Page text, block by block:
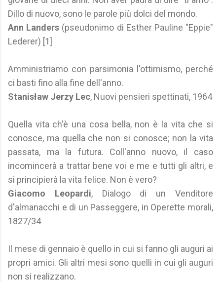
Dillo di nuovo, sono le parole più dolci del mondo.
Ann Landers (pseudonimo di Esther Pauline "Eppie"
Lederer) [1]
Amministriamo con parsimonia l'ottimismo, perché
ci basti fino alla fine dell'anno.
Stanisław Jerzy Lec, Nuovi pensieri spettinati, 1964
Quella vita ch'è una cosa bella, non è la vita che si
conosce, ma quella che non si conosce; non la vita
passata, ma la futura. Coll'anno nuovo, il caso
incomincerà a trattar bene voi e me e tutti gli altri, e
si principierà la vita felice. Non è vero?
Giacomo Leopardi, Dialogo di un Venditore
d'almanacchi e di un Passeggere, in Operette morali,
1827/34
Il mese di gennaio è quello in cui si fanno gli auguri ai
propri amici. Gli altri mesi sono quelli in cui gli auguri
non si realizzano.